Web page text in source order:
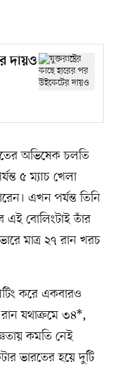
দায়ও
অভিষেক চলতি
৫ ম্যাচ খেলা
এখন পর্যন্ত তিনি
এই বোলিংটাই তাঁর
মাত্র ২৭ রান খরচ
করে একবারও
যথাক্রমে ৩৪*,
কমতি নেই
ভারতের হয়ে দুটি